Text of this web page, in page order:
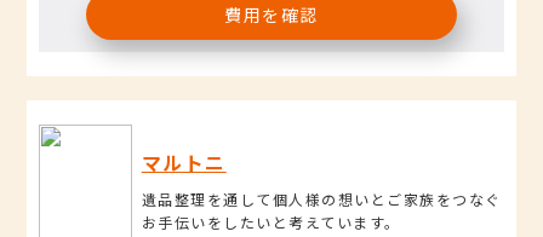
費用を確認
マルトニ
遺品整理を通して個人様の想いとご家族をつなぐ
お手伝いをしたいと考えています。